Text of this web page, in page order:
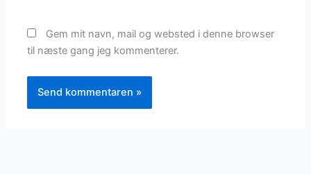
Gem mit navn, mail og websted i denne browser
til næste gang jeg kommenterer.